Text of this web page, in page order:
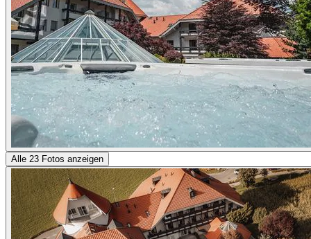
Alle 23 Fotos anzeigen